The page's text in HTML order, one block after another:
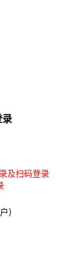
录
及扫码登录
）